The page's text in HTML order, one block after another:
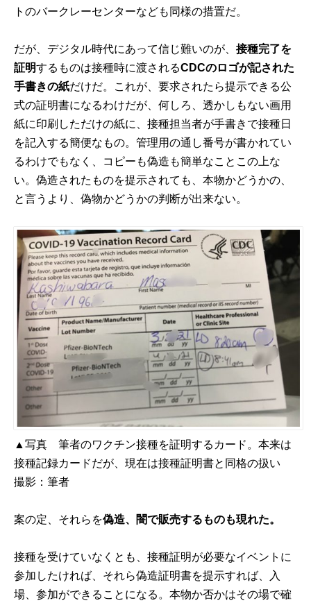
トのバークレーセンターなども同様の措置だ。
だが、デジタル時代にあって信じ難いのが、接種完了を
証明するものは接種時に渡されるCDCのロゴが記された
手書きの紙だけだ。これが、要求されたら提示できる公
式の証明書になるわけだが、何しろ、透かしもない画用
紙に印刷しただけの紙に、接種担当者が手書きで接種日
を記入する簡便なもの。管理用の通し番号が書かれてい
るわけでもなく、コピーも偽造も簡単なことこの上な
い。偽造されたものを提示されても、本物かどうかの、
と言うより、偽物かどうかの判断が出来ない。
▲写真 筆者のワクチン接種を証明するカード。本来は
接種記録カードだが、現在は接種証明書と同格の扱い
撮影：筆者
案の定、それらを偽造、闇で販売するものも現れた。
接種を受けていなくとも、接種証明が必要なイベントに
参加したければ、それら偽造証明書を提示すれば、入
場、参加ができることになる。本物か否かはその場で確